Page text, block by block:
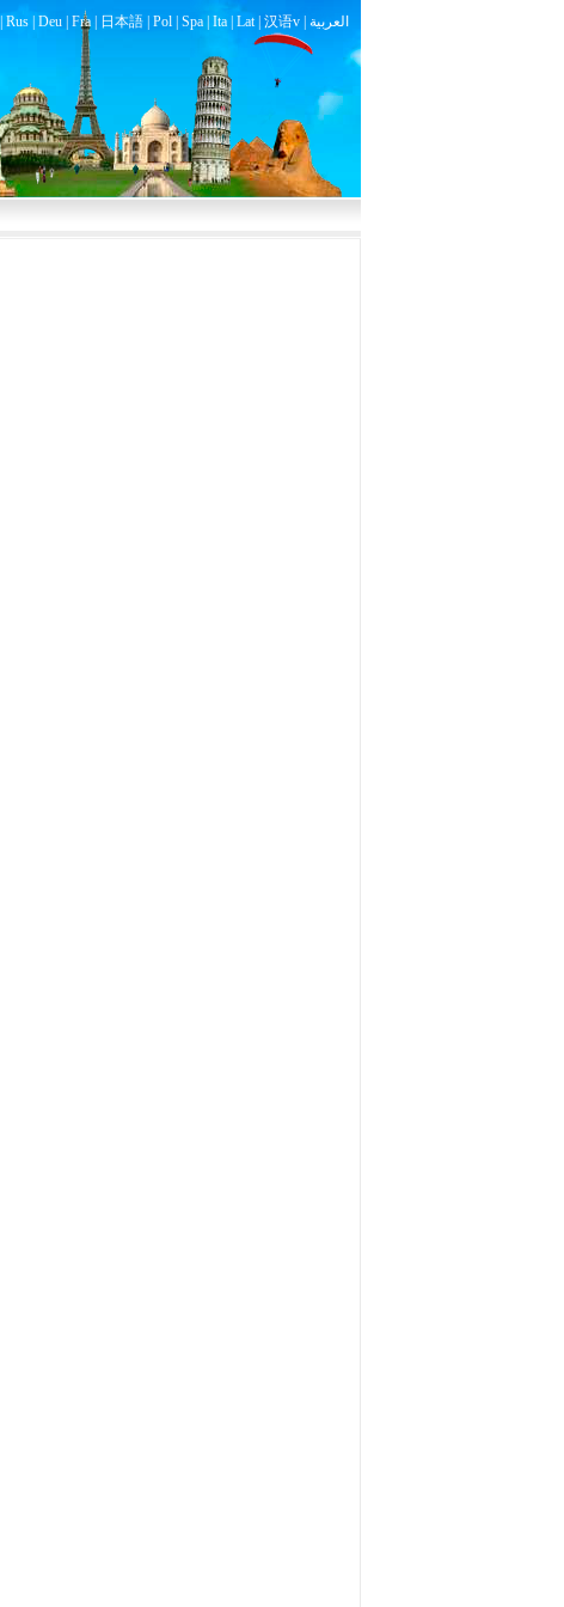
Rus| Deu| Fra| 日本語| Pol| Spa| Ita| Lat| 汉语v | العربية